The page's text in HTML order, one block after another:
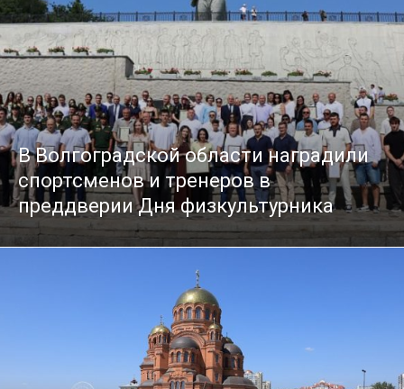
В Волгоградской области наградили
спортсменов и тренеров в
преддверии Дня физкультурника